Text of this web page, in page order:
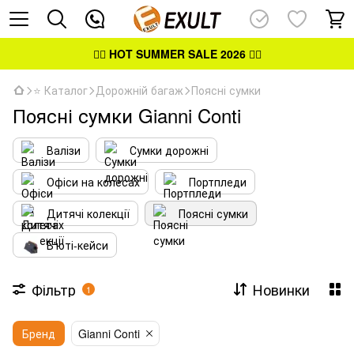
👉🏻 HOT SUMMER SALE 2026👈🏻
⭐ Каталог Дорожній багаж Поясні сумки
Поясні сумки Gianni Conti
Валізи
Сумки дорожні
Офіси на колесах
Портпледи
Дитячі колекції
Поясні сумки
Б'юті-кейси
Фільтр 1 Новинки
Бренд Gianni Conti